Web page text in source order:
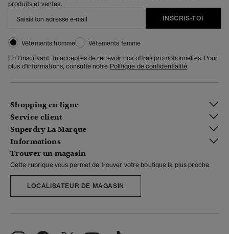
produits et ventes.
INSCRIS-TOI
Vêtements homme
Vêtements femme
En t'inscrivant, tu acceptes de recevoir nos offres promotionnelles. Pour
plus d'informations, consulte notre Politique de confidentialité
Shopping en ligne
Service client
Superdry La Marque
Informations
Trouver un magasin
Cette rubrique vous permet de trouver votre boutique la plus proche.
LOCALISATEUR DE MAGASIN